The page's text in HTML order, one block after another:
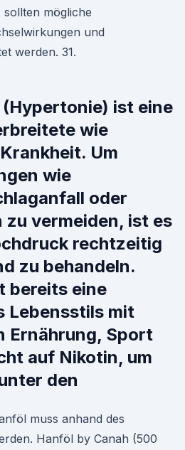
sollten mögliche
und
werden. 31.
ist eine
wie
Um
wie
oder
zu vermeiden, ist es
rechtzeitig
zu behandeln.
bereits eine
Lebensstils mit
Ernährung, Sport
auf Nikotin, um
den
muss anhand des
Hanföl by Canah (500